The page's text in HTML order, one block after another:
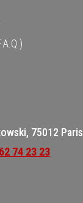
75012 Paris
74 23 23